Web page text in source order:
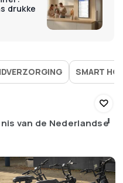
drukke
SMART
van de Nederlandse